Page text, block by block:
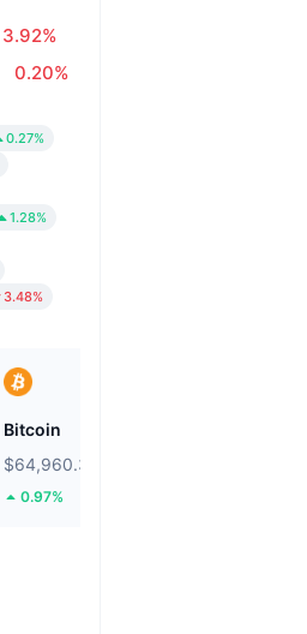
3.92%
0.20%
0.27%
1.28%
3.48%
Bitcoin
$64,960.33
0.97%